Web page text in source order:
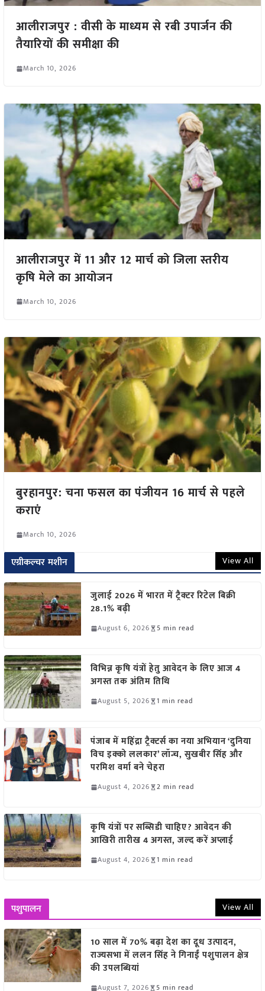
आलीराजपुर : वीसी के माध्यम से रबी उपार्जन की
तैयारियों की समीक्षा की
March 10, 2026
आलीराजपुर में 11 और 12 मार्च को जिला स्तरीय
कृषि मेले का आयोजन
March 10, 2026
बुरहानपुर: चना फसल का पंजीयन 16 मार्च से पहले
कराएं
March 10, 2026
एग्रीकल्चर मशीन View All
जुलाई 2026 में भारत में ट्रैक्टर रिटेल बिक्री
28.1% बढ़ी
August 6, 2026 5 min read
विभिन्न कृषि यंत्रों हेतु आवेदन के लिए आज 4
अगस्त तक अंतिम तिथि
August 5, 2026 1 min read
पंजाब में महिंद्रा ट्रैक्टर्स का नया अभियान ‘दुनिया
विच इक्को ललकार’ लॉन्च, सुखबीर सिंह और
परमिश वर्मा बने चेहरा
August 4, 2026 2 min read
कृषि यंत्रों पर सब्सिडी चाहिए? आवेदन की
आखिरी तारीख 4 अगस्त, जल्द करें अप्लाई
August 4, 2026 1 min read
पशुपालन View All
10 साल में 70% बढ़ा देश का दूध उत्पादन,
राज्यसभा में ललन सिंह ने गिनाईं पशुपालन क्षेत्र
की उपलब्धियां
August 7, 2026 5 min read